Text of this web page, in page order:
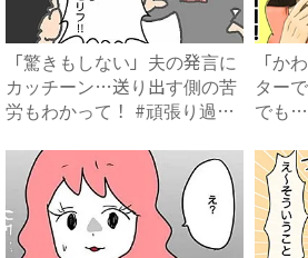
「驚きもしない」夫の発言に
カッチーン…送り出す側の苦
労もわかって！ #頑張り過
「か
ター
でも…